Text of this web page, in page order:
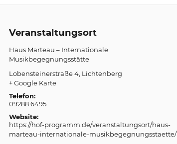
Veranstaltungsort
Haus Marteau – Internationale
Musikbegegnungsstätte
Lobensteinerstraße 4 Lichtenberg
+ Google Karte
Telefon:
09288 6495
Website:
https://hof-programm.de/veranstaltungsort/haus-
marteau-internationale-musikbegegnungsstaette/